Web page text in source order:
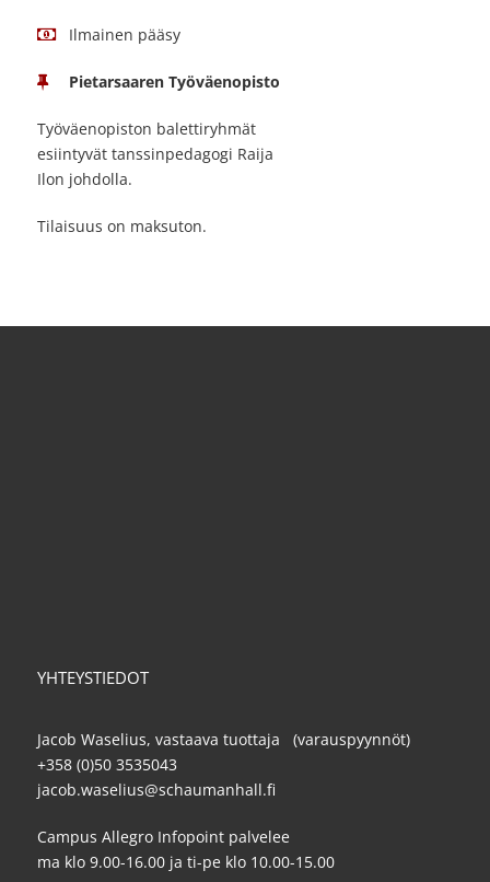
Ilmainen pääsy
Pietarsaaren Työväenopisto
Työväenopiston balettiryhmät
esiintyvät tanssinpedagogi Raija
Ilon johdolla.
Tilaisuus on maksuton.
YHTEYSTIEDOT
Jacob Waselius, vastaava tuottaja (varauspyynnöt)
+358 (0)50 3535043
jacob.waselius@schaumanhall.fi
Campus Allegro Infopoint palvelee
ma klo 9.00-16.00 ja ti-pe klo 10.00-15.00